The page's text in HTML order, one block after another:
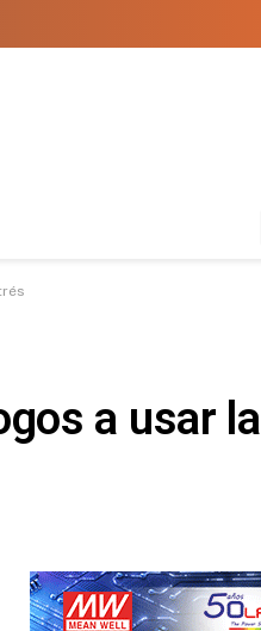
a usar la